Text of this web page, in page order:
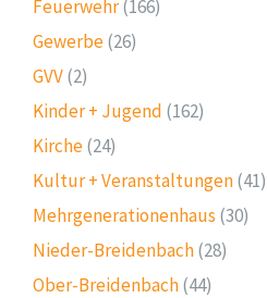
Feuerwehr(166)
Gewerbe(26)
GVV(2)
Kinder + Jugend (162)
Kirche(24)
Kultur + Veranstaltungen(41)
Mehrgenerationenhaus (30)
Nieder-Breidenbach(28)
Ober-Breidenbach(44)